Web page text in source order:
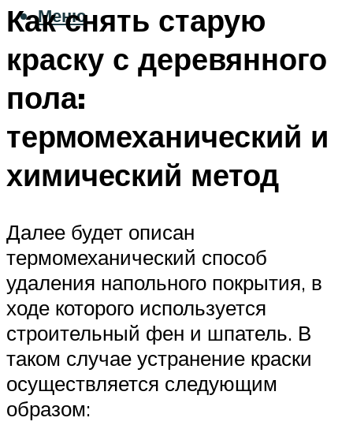
Меню
Как снять старую
краску с деревянного
пола:
термомеханический и
химический метод
Далее будет описан
термомеханический способ
удаления напольного покрытия, в
ходе которого используется
строительный фен и шпатель. В
таком случае устранение краски
осуществляется следующим
образом: